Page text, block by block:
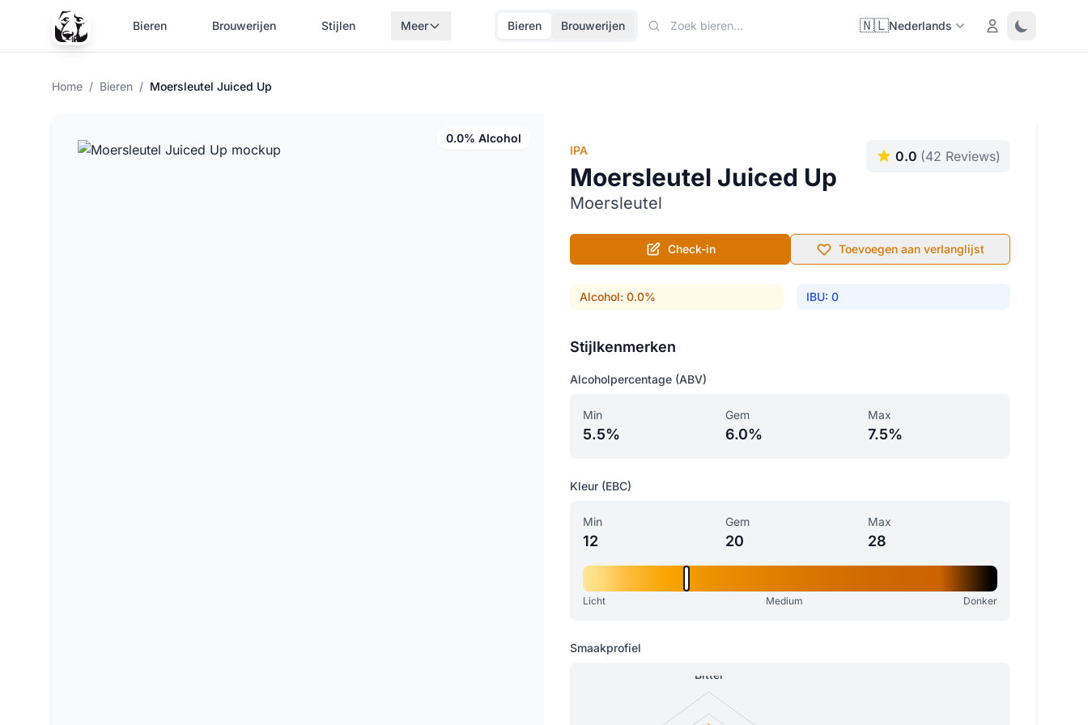
Bieren Brouwerijen Stijlen Meer Bieren Brouwerijen 🇳🇱Nederlands Login Toggle
Home / Bieren / Moersleutel Juiced Up
0.0% Alcohol
IPA
Moersleutel Juiced Up
Moersleutel
0.0 (42 Reviews)
Check-in Toevoegen aan verlanglijst
Alcohol: 0.0% IBU: 0
Stijlkenmerken
Alcoholpercentage (ABV)
Min
5.5%
Gem
6.0%
Max
7.5%
Kleur (EBC)
Min
12
Gem
20
Max
28
Licht Medium Donker
Smaakprofiel
Bitter